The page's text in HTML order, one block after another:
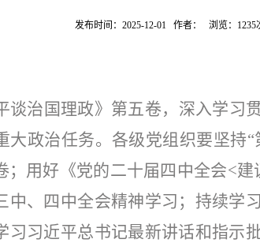
发布时间：2025-12-01 作者： 浏览： 1235
谈治国理政》第五卷， 深入学习
大政治任务。 各级党组织要坚持“
； 用好《党的二十届四中全会<建
中、四中全会精神学习 ； 持续学习
习习近平总书记最新讲话和指示